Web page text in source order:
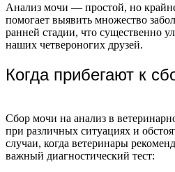
Анализ мочи — простой, но
помогает выявить множество
ранней стадии, что существенно
наших четвероногих друзей.
Когда прибегают к
Сбор мочи на анализ в
при различных ситуациях и
случаи, когда ветеринары
важный диагностический тест: